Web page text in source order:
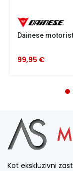
Dainese
99,95 €
Kot ekskluzivni